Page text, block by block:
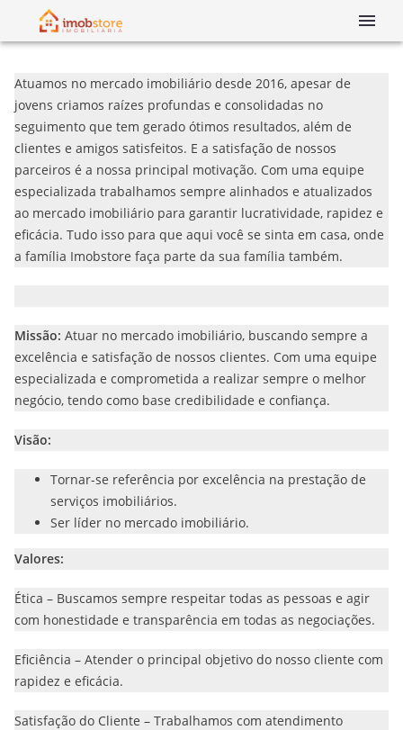
Atuamos no mercado imobiliário desde 2016, apesar de
jovens criamos raízes profundas e consolidadas no
seguimento que tem gerado ótimos resultados, além de
clientes e amigos satisfeitos. E a satisfação de nossos
parceiros é a nossa principal motivação. Com uma equipe
especializada trabalhamos sempre alinhados e atualizados
ao mercado imobiliário para garantir lucratividade, rapidez e
eficácia. Tudo isso para que aqui você se sinta em casa, onde
a família Imobstore faça parte da sua família também.
Missão: Atuar no mercado imobiliário, buscando sempre a
excelência e satisfação de nossos clientes. Com uma equipe
especializada e comprometida a realizar sempre o melhor
negócio, tendo como base credibilidade e confiança.
Visão:
Tornar-se referência por excelência na prestação de
serviços imobiliários.
Ser líder no mercado imobiliário.
Valores:
Ética – Buscamos sempre respeitar todas as pessoas e agir
com honestidade e transparência em todas as negociações.
Eficiência – Atender o principal objetivo do nosso cliente com
rapidez e eficácia.
Satisfação do Cliente – Trabalhamos com atendimento